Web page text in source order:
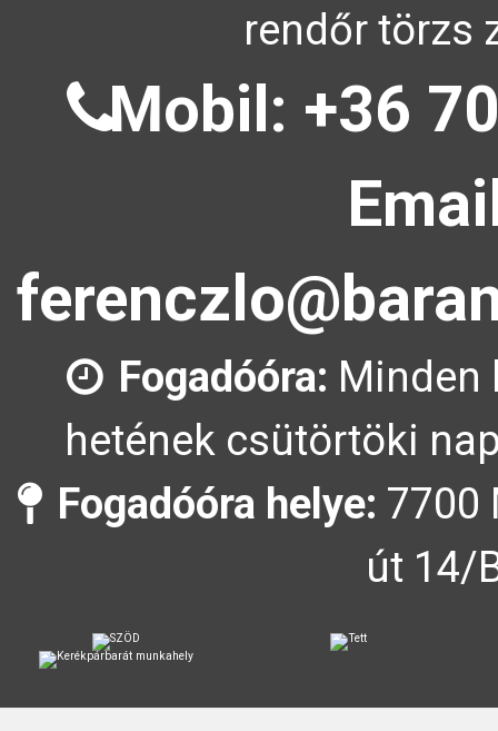
rendőr törzs
Mobil: +36
Fogadóóra: Minden
hetének csütörtöki
Fogadóóra helye: 7700
út 14/